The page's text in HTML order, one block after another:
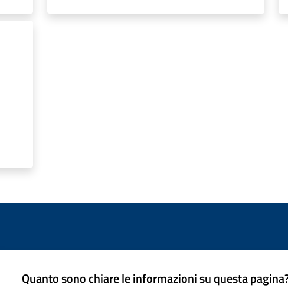
Quanto sono chiare le informazioni su questa